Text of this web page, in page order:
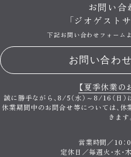
お問い合
「ジオゲスト
下記お問い合わせフォーム
お問い合わ
【夏季休業の
誠に勝手ながら、 8/5（水）～8/16（日
休業期間中のお問合せ等については、 休
きます
営業時間／10：
定休日／毎週火・水・